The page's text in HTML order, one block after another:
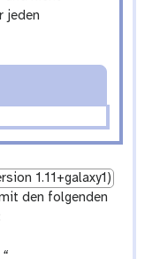
jeden
1.11+galaxy1)
den folgenden